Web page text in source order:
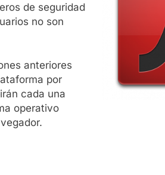
de seguridad
no son
anteriores
por
cada una
operativo